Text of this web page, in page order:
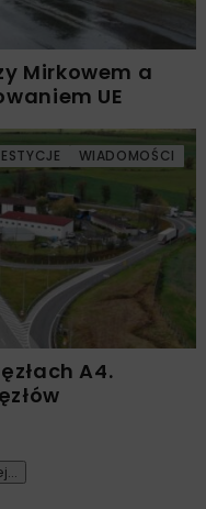
Mirkowem a
UE
WIADOMOŚCI
A4.